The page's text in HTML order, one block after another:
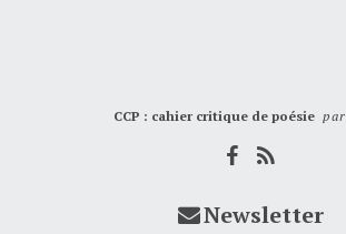
CCP : cahier critique de poésie par
Newsletter